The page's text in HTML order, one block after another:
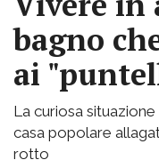
bagno
ai
La curiosa
casa popolare
rotto